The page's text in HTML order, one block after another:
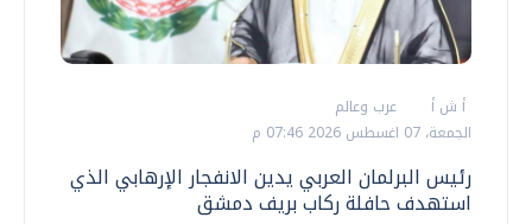
أ ش أ
عرب وعالم
الجمعة، 07 اغسطس 2026 07:46 م
رئيس البرلمان العربي يدين الانفجار الإرهابي الذي
استهدف حافلة ركاب بريف دمشق